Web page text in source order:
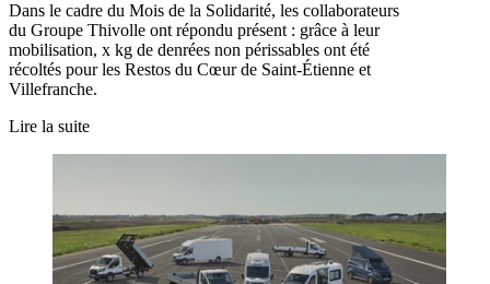
Dans le cadre du Mois de la Solidarité, les collaborateurs
du Groupe Thivolle ont répondu présent : grâce à leur
mobilisation, x kg de denrées non périssables ont été
récoltés pour les Restos du Cœur de Saint-Étienne et
Villefranche.
Lire la suite